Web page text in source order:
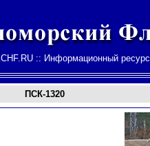
:: Информационный ресурс
ПСК-1320